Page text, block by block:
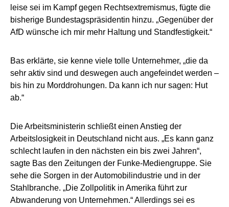
leise sei im Kampf gegen Rechtsextremismus, fügte die
bisherige Bundestagspräsidentin hinzu. „Gegenüber der
AfD wünsche ich mir mehr Haltung und Standfestigkeit.“
Bas erklärte, sie kenne viele tolle Unternehmer, „die da
sehr aktiv sind und deswegen auch angefeindet werden –
bis hin zu Morddrohungen. Da kann ich nur sagen: Hut
ab.“
Die Arbeitsministerin schließt einen Anstieg der
Arbeitslosigkeit in Deutschland nicht aus. „Es kann ganz
schlecht laufen in den nächsten ein bis zwei Jahren“,
sagte Bas den Zeitungen der Funke-Mediengruppe. Sie
sehe die Sorgen in der Automobilindustrie und in der
Stahlbranche. „Die Zollpolitik in Amerika führt zur
Abwanderung von Unternehmen.“ Allerdings sei es